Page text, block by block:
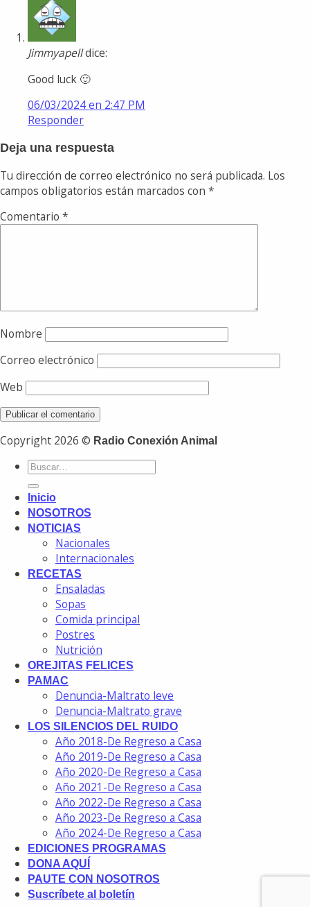
Jimmyapelldice:
Good luck 🙂
06/03/2024 en 2:47 PM
Responder
Deja una respuesta
Tu dirección de correo electrónico no será publicada. Los
campos obligatorios están marcados con *
Comentario *
Nombre
Correo electrónico
Web
Copyright 2026 © Radio Conexión Animal
Inicio
NOSOTROS
NOTICIAS
Nacionales
Internacionales
RECETAS
Ensaladas
Sopas
Comida principal
Postres
Nutrición
OREJITAS FELICES
PAMAC
Denuncia-Maltrato leve
Denuncia-Maltrato grave
LOS SILENCIOS DEL RUIDO
Año 2018-De Regreso a Casa
Año 2019-De Regreso a Casa
Año 2020-De Regreso a Casa
Año 2021-De Regreso a Casa
Año 2022-De Regreso a Casa
Año 2023-De Regreso a Casa
Año 2024-De Regreso a Casa
EDICIONES PROGRAMAS
DONA AQUÍ
PAUTE CON NOSOTROS
Suscríbete al boletín